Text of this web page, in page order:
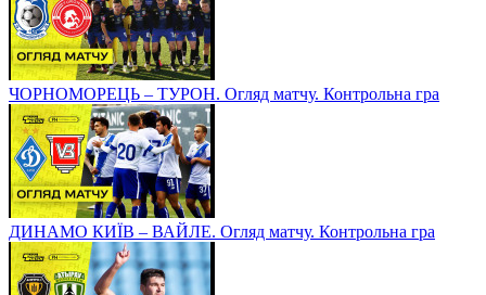
ЧОРНОМОРЕЦЬ – ТУРОН. Огляд матчу. Контрольна гра
ДИНАМО КИЇВ – ВАЙЛЕ. Огляд матчу. Контрольна гра